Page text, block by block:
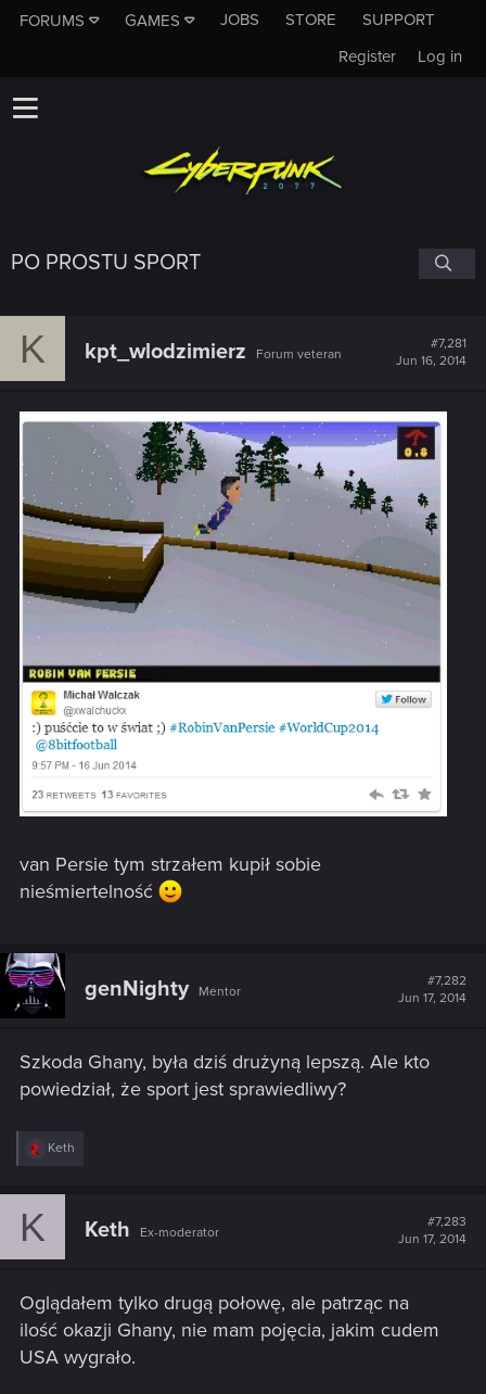
FORUMS GAMES JOBS STORE
SUPPORT
Log in
Register
PO PROSTU SPORT
K kpt_wlodzimierz Forum veteran
#7,281
Jun 16, 2014
van Persie tym strzałem kupił sobie
nieśmiertelność
genNighty Mentor
#7,282
Jun 17, 2014
Szkoda Ghany, była dziś drużyną lepszą. Ale kto
powiedział, że sport jest sprawiedliwy?
R
c
Keth
K Keth Ex-moderator
#7,283
Jun 17, 2014
Oglądałem tylko drugą połowę, ale patrząc na
ilość okazji Ghany, nie mam pojęcia, jakim cudem
USA wygrało.